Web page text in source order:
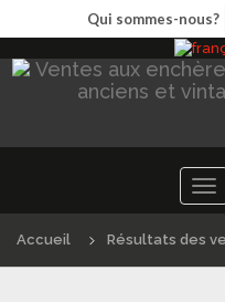
Qui sommes-nous?
Accueil Résultats des